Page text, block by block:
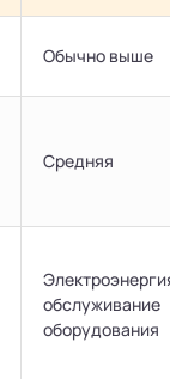
Обычно выше
Средняя
Электроэнергия,
обслуживание
оборудования